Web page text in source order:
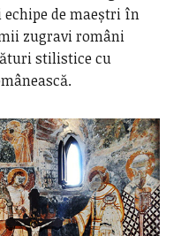
de maeștri în
zugravi români
stilistice cu